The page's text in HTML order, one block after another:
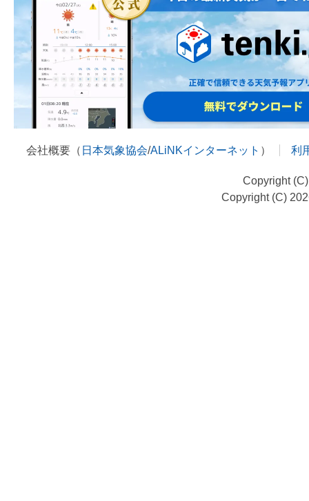
会社概要（ 日本気象協会/ALiNKインターネット ） 利
Copyright
Copyright (C)